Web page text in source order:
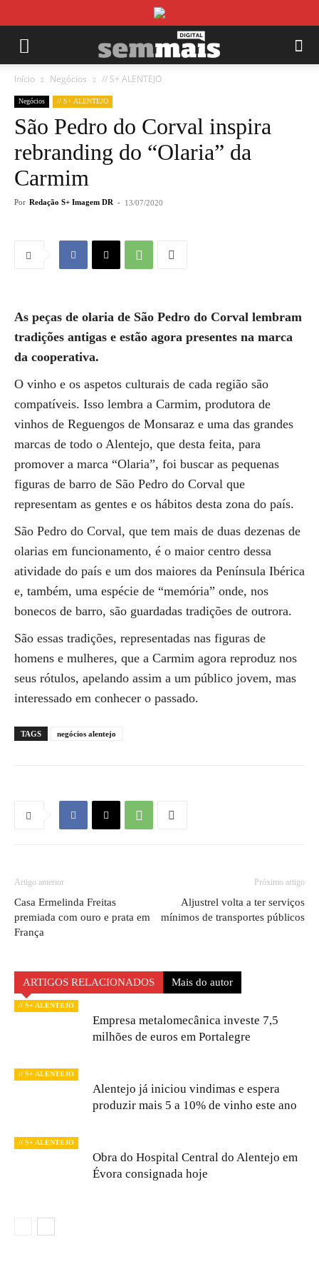
Início Negócios // S+ ALENTEJO
Negócios // S+ ALENTEJO
São Pedro do Corval inspira
rebranding do “Olaria” da
Carmim
Por Redação S+ Imagem DR - 13/07/2020
As peças de olaria de São Pedro do Corval lembram
tradições antigas e estão agora presentes na marca
da cooperativa.
O vinho e os aspetos culturais de cada região são
compatíveis. Isso lembra a Carmim, produtora de
vinhos de Reguengos de Monsaraz e uma das grandes
marcas de todo o Alentejo, que desta feita, para
promover a marca “Olaria”, foi buscar as pequenas
figuras de barro de São Pedro do Corval que
representam as gentes e os hábitos desta zona do país.
São Pedro do Corval, que tem mais de duas dezenas de
olarias em funcionamento, é o maior centro dessa
atividade do país e um dos maiores da Península Ibérica
e, também, uma espécie de “memória” onde, nos
bonecos de barro, são guardadas tradições de outrora.
São essas tradições, representadas nas figuras de
homens e mulheres, que a Carmim agora reproduz nos
seus rótulos, apelando assim a um público jovem, mas
interessado em conhecer o passado.
TAGS negócios alentejo
Artigo anterior
Casa Ermelinda Freitas
premiada com ouro e prata em
França
Próximo artigo
Aljustrel volta a ter serviços
mínimos de transportes públicos
ARTIGOS RELACIONADOS Mais do autor
// S+ ALENTEJO
Empresa metalomecânica investe 7,5
milhões de euros em Portalegre
// S+ ALENTEJO
Alentejo já iniciou vindimas e espera
produzir mais 5 a 10% de vinho este ano
// S+ ALENTEJO
Obra do Hospital Central do Alentejo em
Évora consignada hoje